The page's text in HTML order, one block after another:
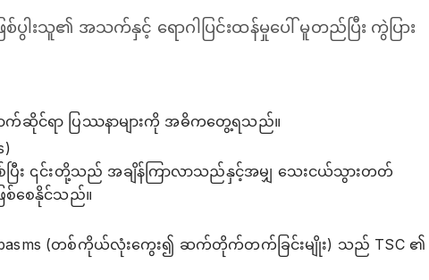
စ်ပွါးသူ၏ အသက်နှင့် ရောဂါပြင်းထန်မှုပေါ် မူတည်ပြီး ကွဲပြား
ာက်ဆိုင်ရာ ပြဿနာများကို အဓိကတွေ့ရသည်။
ြီး ၎င်းတို့သည် အချိန်ကြာလာသည်နှင့်အမျှ သေးငယ်သွားတတ်
စ်စေနိုင်သည်။
(တစ်ကိုယ်လုံးကွေး၍ ဆက်တိုက်တက်ခြင်းမျိုး) သည် TSC ၏